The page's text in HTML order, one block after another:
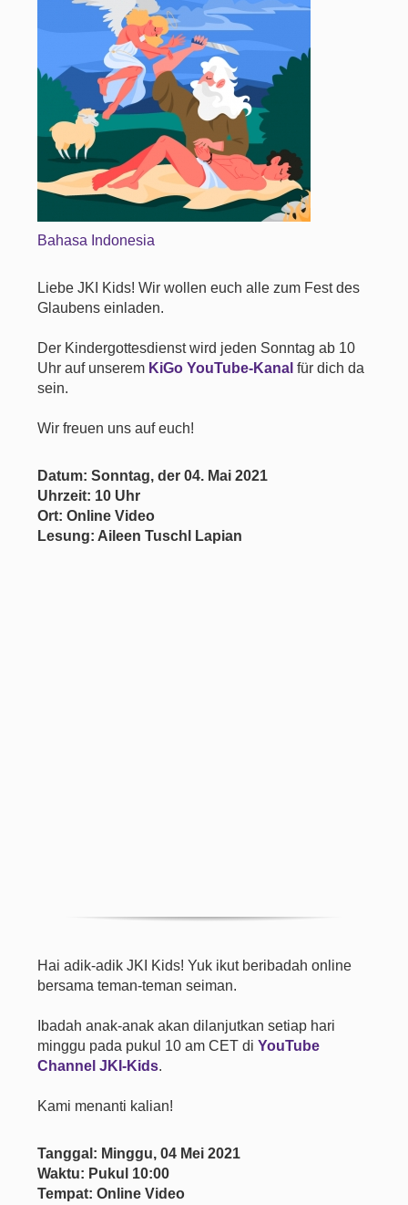
Bahasa Indonesia
Liebe JKI Kids! Wir wollen euch alle zum Fest des
Glaubens einladen.
Der Kindergottesdienst wird jeden Sonntag ab 10
Uhr auf unserem KiGo YouTube-Kanal für dich da
sein.
Wir freuen uns auf euch!
Datum: Sonntag, der 04. Mai 2021
Uhrzeit: 10 Uhr
Ort: Online Video
Lesung: Aileen Tuschl Lapian
Hai adik-adik JKI Kids! Yuk ikut beribadah online
bersama teman-teman seiman.
Ibadah anak-anak akan dilanjutkan setiap hari
minggu pada pukul 10 am CET diYouTube
Channel JKI-Kids.
Kami menanti kalian!
Tanggal: Minggu, 04 Mei 2021
Waktu: Pukul 10:00
Tempat: Online Video